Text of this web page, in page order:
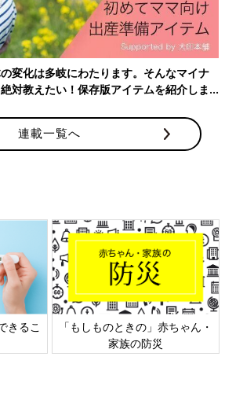
ゃんの“寝かしつけ＆泣きやませ”、
に試して効いた ワザはこれ！
中、多くのママやパパが困っている赤ちゃ
“なかなか泣きやまない”“なかなか寝な
いう問題。みんなはどうやって“寝かしつ
“泣きやませ”をしているのか気になりませ
紹介して、実際にママやパパたちが試して
たワザの数々を紹介します。
る場合は、かかりつけの小児科医や専門
ょう。(取材・文／永井篤美・ひよこク
2018年2月号「赤ちゃん40人の体の成長
アプリ
まひよ」
変化は多岐にわたります。そんなマイナ
対教えたい！保存版アイテムを紹介しま
連載一覧へ
きるこ
「もしものときの」赤ちゃん・
家族の防災